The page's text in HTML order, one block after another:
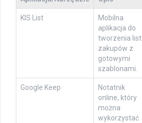
KIS List
Mobilna
aplikacja do
tworzenia list
zakupów z
gotowymi
szablonami.
Google Keep
Notatnik
online, który
można
wykorzystać